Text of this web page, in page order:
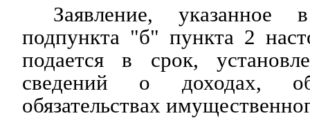
Заявление, указанное
подпункта "б" пункта 2
подается в срок,
сведений о доходах,
обязательствах